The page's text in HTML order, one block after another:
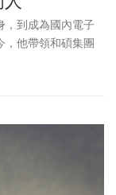
，到成為國內電子
，他帶領和碩集團